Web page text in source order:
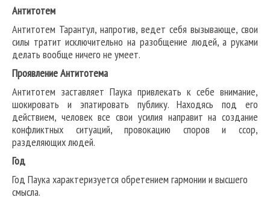
Антитотем
Антитотем Тарантул, напротив, ведет себя вызывающе, свои
силы тратит исключительно на разобщение людей, а руками
делать вообще ничего не умеет.
Проявление Антитотема
Антитотем заставляет Паука привлекать к себе внимание,
шокировать и эпатировать публику. Находясь под его
действием, человек все свои усилия направит на создание
конфликтных ситуаций, провокацию споров и ссор,
разделяющих людей.
Год
Год Паука характеризуется обретением гармонии и высшего
смысла.